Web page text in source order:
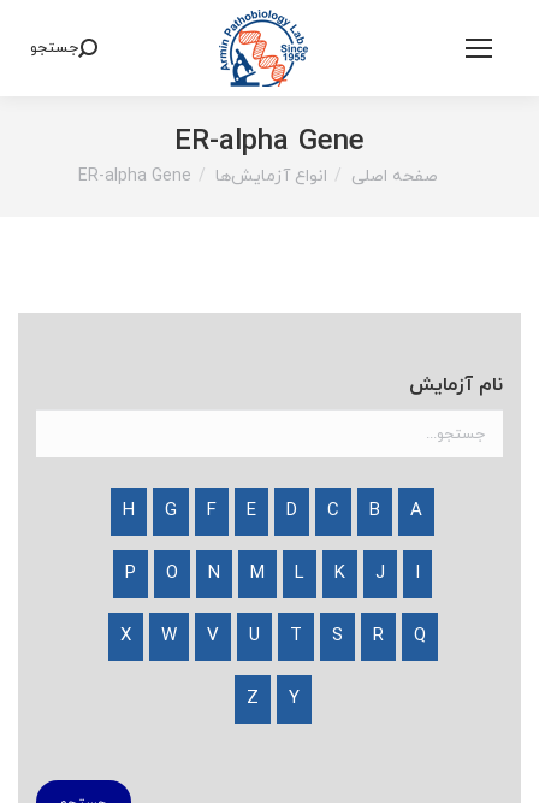
Search:
جستجو
ER-alpha Gene
You are here:
صفحه اصلی انواع آزمایش‌ها ER-alpha Gene
نام آزمایش
A
B
C
D
E
F
G
H
I
J
K
L
M
N
O
P
Q
R
S
T
U
V
W
X
Y
Z